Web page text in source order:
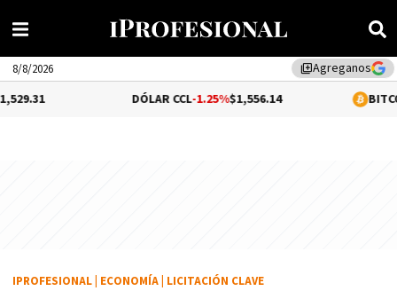
library_addAgreganos
8/8/2026
-1.25%$1,556.14 0.01%
IPROFESIONAL ECONOMÍA LICITACIÓN CLAVE